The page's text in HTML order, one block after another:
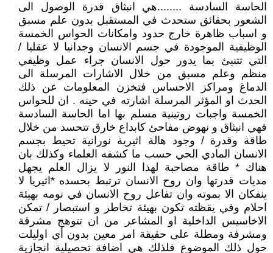
الحاسة السادسة ........هي انبثاق قدرة الوصول الى
الشعور بحقائق ستحدث في المستقبل بدون علم مسبق
و اسباب ظاهرة خارج حدود وامكانات الحواس الخمسة
الوظيفية الموجودة في جسم الانسان وجدانيا لا عقليا /
التي تتنبئ بما يدور حول الانسان جراء عمل وظيفي
منظم وعلم مسبق من خلال الاشارات المرسلة الى
الدماغ ومراكز الاحساس فتخزن المعلومات عن ذلك
الحدث او المؤثر المرسلة اشارته في حينه . ان للحواس
الخمسة واجبات روتينية مسلم بها اما الحاسة السادسة
فهي انبثاق و نهوض مفاحئ كابداع خارق تتحسد من خلال
طاقة وقدرة / وجود هالة اثيرية نورانية تحيط بجسم
الانسان المادي الحي حسب ما كشفه العلماء وكذلك بان
هناك * طاقة مصاحبة لهذا النور لا يزال العلم يجهل
مديات قدرتها وان روح الانسان ترتبط بحسده *اثيريا لا
ينفكان الا بموته وان تفاعل روح الانسان في نومه بهيئة
احلام وفي يقظته تكون بهيئة تخاطر و استبصار / تمكن
الاخاسيس الداخلية او المشاعر من ان تتوهج مشرقة
ومشرفة ومطلة على حقيقة امر معين بدون أي اوليلت
حول ذلك الموضوع فلذلك هي اضافة تحصيلية انجازية